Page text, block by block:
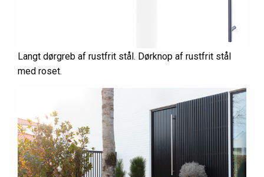
Langt dørgreb af rustfrit stål. Dørknop af rustfrit stål
med roset.